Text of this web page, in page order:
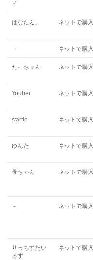
イ
はなたん、 ネットで購入
－ ネットで購入
たっちゃん ネットで購入
Youhei ネットで購入
startic ネットで購入
ゆんた ネットで購入
母ちゃん ネットで購入
－ ネットで購入
りっちすたい
るず
ネットで購入